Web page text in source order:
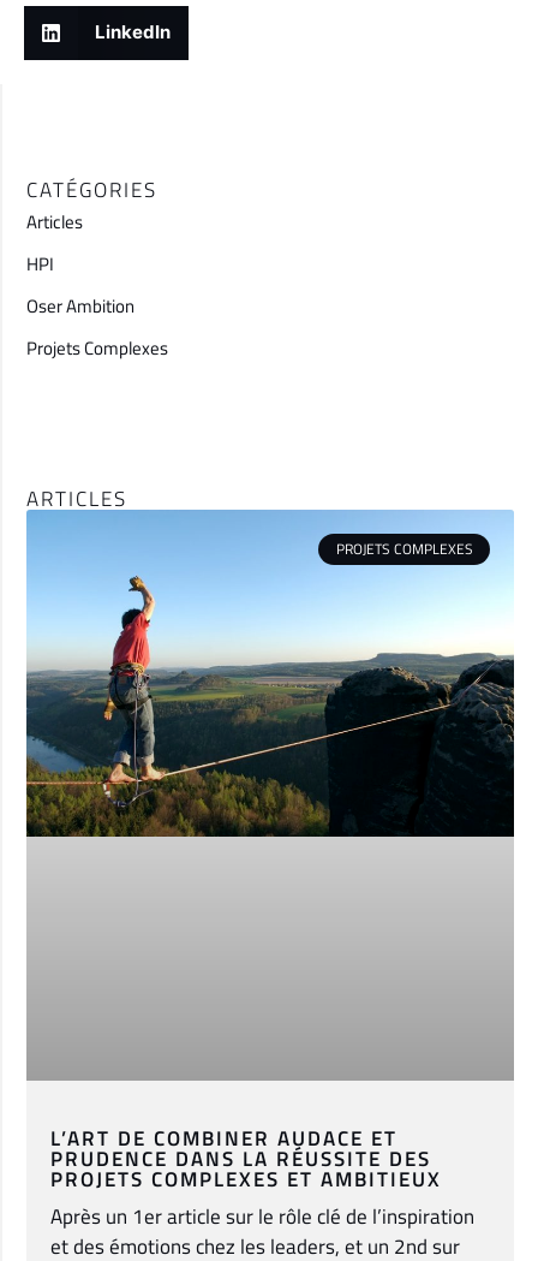
LinkedIn
CATÉGORIES
Articles
HPI
Oser Ambition
Projets Complexes
ARTICLES
PROJETS COMPLEXES
L’ART DE COMBINER AUDACE ET
PRUDENCE DANS LA RÉUSSITE DES
PROJETS COMPLEXES ET AMBITIEUX
Après un 1er article sur le rôle clé de l’inspiration
et des émotions chez les leaders, et un 2nd sur